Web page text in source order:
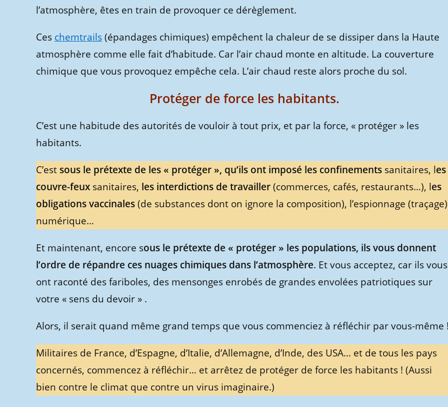
l’atmosphère, êtes en train de provoquer ce dérèglement.
Ces chemtrails(épandages chimiques) empêchent la chaleur de se dissiper dans la Haute
atmosphère comme elle fait d’habitude. Car l’air chaud monte en altitude. La couverture
chimique que vous provoquez empêche cela. L’air chaud reste alors proche du sol.
Protéger de force les habitants.
C’est une habitude des autorités de vouloir à tout prix, et par la force, « protéger » les
habitants.
C’est sous le prétexte de les « protéger », qu’ils ont imposé les confinements sanitaires, les
couvre-feux sanitaires, les interdictions de travailler(commerces, cafés, restaurants…), les
obligations vaccinales(de substances dont on ignore la composition), l’espionnage (traçage)
numérique…
Et maintenant, encore sous le prétexte de « protéger » les populations, ils vous donnent
l’ordre de répandre ces nuages chimiques dans l’atmosphère. Et vous acceptez, car ils vous
ont raconté des fariboles, des mensonges enrobés de grandes envolées patriotiques sur
votre « sens du devoir » .
Alors, il serait quand même grand temps que vous commenciez à réfléchir par vous-même
Militaires de France, d’Espagne, d’Italie, d’Allemagne, d’Inde, des USA… et de tous les pays
concernés, commencez à réfléchir… et arrêtez de protéger de force les habitants ! (Aussi
bien contre le climat que contre un virus imaginaire.)